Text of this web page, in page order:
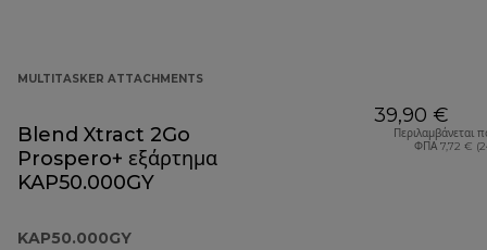
MULTITASKER ATTACHMENTS
Blend Xtract 2Go
Prospero+ εξάρτημα
KAP50.000GY
KAP50.000GY
39,90 €
Περιλαμβάνεται
ΦΠΑ 7,72 €